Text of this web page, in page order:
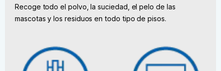
Recoge todo el polvo, la suciedad, el pelo de las
mascotas y los residuos en todo tipo de pisos.